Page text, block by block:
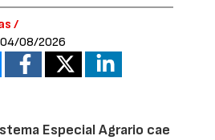
/
04/08/2026
Especial Agrario cae